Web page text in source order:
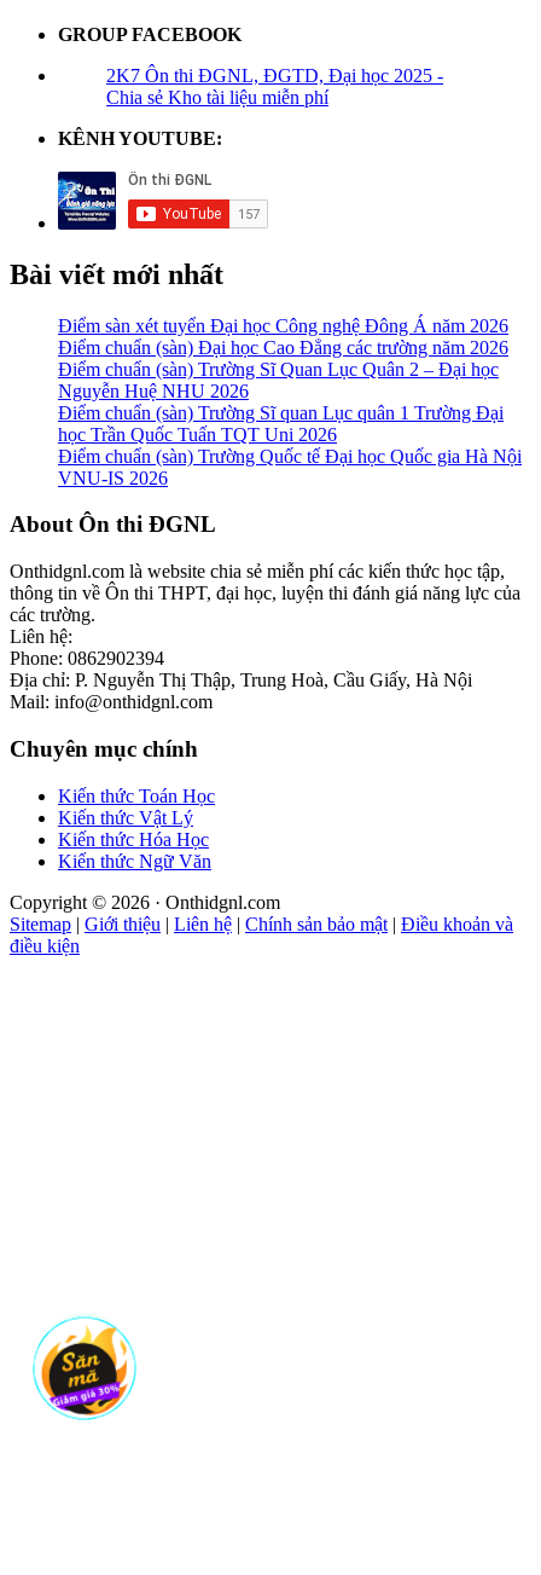
GROUP FACEBOOK
2K7 Ôn thi ĐGNL, ĐGTD, Đại học 2025 -
Chia sẻ Kho tài liệu miễn phí
KÊNH YOUTUBE:
Bài viết mới nhất
Điểm sàn xét tuyển Đại học Công nghệ Đông Á năm 2026
Điểm chuẩn (sàn) Đại học Cao Đẳng các trường năm 2026
Điểm chuẩn (sàn) Trường Sĩ Quan Lục Quân 2 – Đại học
Nguyễn Huệ NHU 2026
Điểm chuẩn (sàn) Trường Sĩ quan Lục quân 1 Trường Đại
học Trần Quốc Tuấn TQT Uni 2026
Điểm chuẩn (sàn) Trường Quốc tế Đại học Quốc gia Hà Nội
VNU-IS 2026
Footer
About Ôn thi ĐGNL
Onthidgnl.com là website chia sẻ miễn phí các kiến thức học tập,
thông tin về Ôn thi THPT, đại học, luyện thi đánh giá năng lực của
các trường.
Liên hệ:
Phone: 0862902394
Địa chỉ: P. Nguyễn Thị Thập, Trung Hoà, Cầu Giấy, Hà Nội
Mail: info@onthidgnl.com
Chuyên mục chính
Kiến thức Toán Học
Kiến thức Vật Lý
Kiến thức Hóa Học
Kiến thức Ngữ Văn
Copyright © 2026 · Onthidgnl.com
Sitemap | Giới thiệu | Liên hệ | Chính sản bảo mật | Điều khoản và
điều kiện